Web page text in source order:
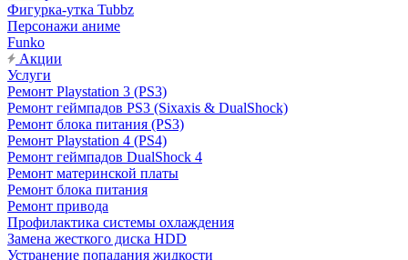
Фигурка-утка Tubbz
Персонажи аниме
Funko
Акции
Услуги
Ремонт Playstation 3 (PS3)
Ремонт геймпадов PS3 (Sixaxis & DualShock)
Ремонт блока питания (PS3)
Ремонт Playstation 4 (PS4)
Ремонт геймпадов DualShock 4
Ремонт материнской платы
Ремонт блока питания
Ремонт привода
Профилактика системы охлаждения
Замена жесткого диска HDD
Устранение попадания жидкости